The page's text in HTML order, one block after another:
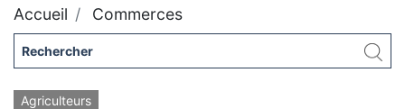
Accueil Commerces
Agriculteurs